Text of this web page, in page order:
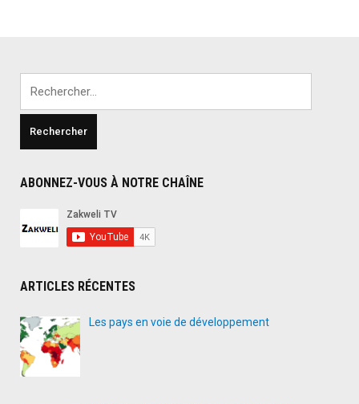
ABONNEZ-VOUS À NOTRE CHAÎNE
ARTICLES RÉCENTES
Les pays en voie de développement